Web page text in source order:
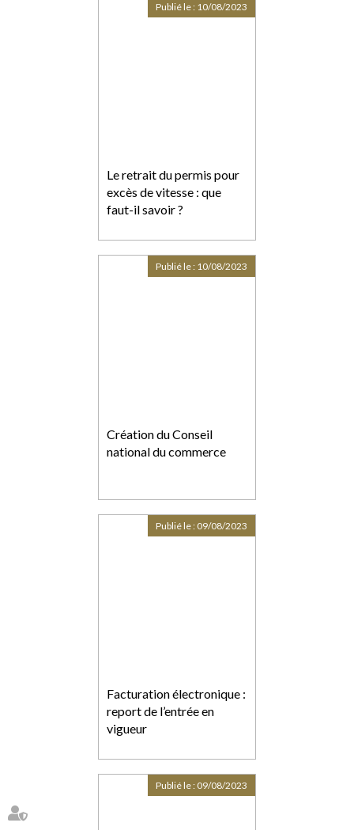
Le retrait du permis pour
excès de vitesse : que
faut-il savoir ?
Publié le : 10/08/2023
Création du Conseil
national du commerce
Publié le : 10/08/2023
Facturation électronique :
report de l’entrée en
vigueur
Publié le : 09/08/2023
Publié le : 09/08/2023